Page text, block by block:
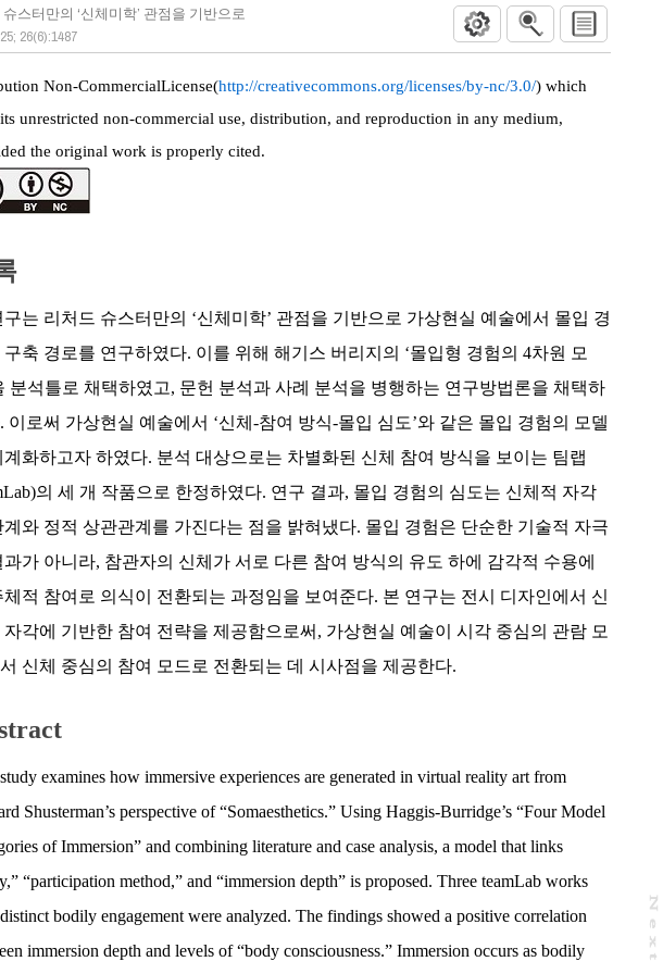
스터만의 ‘신체미학’ 관점을 기반으로
26(6):1487
N
e
x
t
a
g
Non-CommercialLicense(http://creativecommons.org/licenses/by-nc/3.0/) which
unrestricted non-commercial use, distribution, and reproduction in any medium,
the original work is properly cited.
구는 리처드 슈스터만의 ‘신체미학’ 관점을 기반으로 가상현실 예술에서 몰입 경
구축 경로를 연구하였다. 이를 위해 해기스 버리지의 ‘몰입형 경험의 4차원 모
분석틀로 채택하였고, 문헌 분석과 사례 분석을 병행하는 연구방법론을 채택하
이로써 가상현실 예술에서 ‘신체-참여 방식-몰입 심도’와 같은 몰입 경험의 모델
계화하고자 하였다. 분석 대상으로는 차별화된 신체 참여 방식을 보이는 팀랩
의 세 개 작품으로 한정하였다. 연구 결과, 몰입 경험의 심도는 신체적 자각
계와 정적 상관관계를 가진다는 점을 밝혀냈다. 몰입 경험은 단순한 기술적 자극
과가 아니라, 참관자의 신체가 서로 다른 참여 방식의 유도 하에 감각적 수용에
체적 참여로 의식이 전환되는 과정임을 보여준다. 본 연구는 전시 디자인에서 신
자각에 기반한 참여 전략을 제공함으로써, 가상현실 예술이 시각 중심의 관람 모
신체 중심의 참여 모드로 전환되는 데 시사점을 제공한다.
examines how immersive experiences are generated in virtual reality art from
Shusterman’s perspective of “Somaesthetics.” Using Haggis-Burridge’s “Four Model
of Immersion” and combining literature and case analysis, a model that links
“participation method,” and “immersion depth” is proposed. Three teamLab works
bodily engagement were analyzed. The findings showed a positive correlation
immersion depth and levels of “body consciousness.” Immersion occurs as bodily